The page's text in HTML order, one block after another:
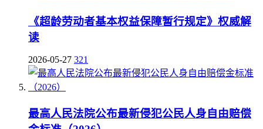
《超龄劳动者基本权益保障暂行规定》权威解
读
2026-05-27 321
最高人民法院公布最新侵犯公民人身自由赔偿